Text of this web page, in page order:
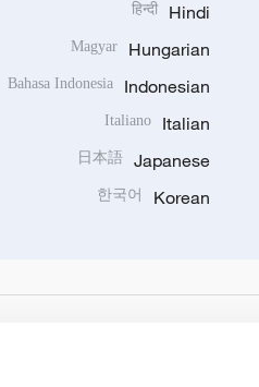
Hindi
हिन्दी
Hungarian
Magyar
Indonesian
Bahasa Indonesia
Italian
Italiano
Japanese
日本語
Korean
한국어